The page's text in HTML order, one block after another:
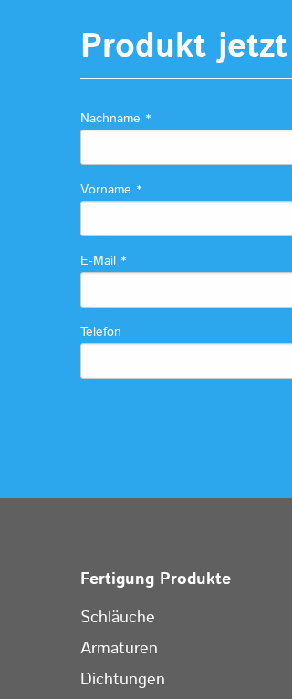
Produkt
Nachname *
Vorname *
E-Mail *
Telefon
Fertigung Produkte
Schläuche
Armaturen
Dichtungen